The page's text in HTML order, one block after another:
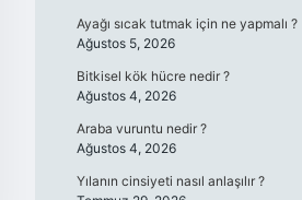
Ayağı sıcak tutmak için ne yapmalı ?
Ağustos 5, 2026
Bitkisel kök hücre nedir ?
Ağustos 4, 2026
Araba vuruntu nedir ?
Ağustos 4, 2026
Yılanın cinsiyeti nasıl anlaşılır ?